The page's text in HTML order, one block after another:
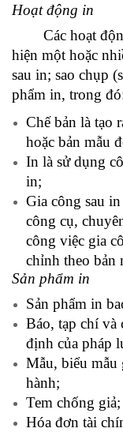
Hoạt động in
Các hoạt động
hiện một hoặc
sau in; sao chụp
phẩm in, trong
Chế bản là tạo
hoặc bản mẫu
In là sử dụng
in;
Gia công sau
công cụ,
công việc gia
chỉnh theo bản
Sản phẩm in
Sản phẩm in
Báo, tạp chí và
định của pháp
Mẫu, biểu mẫu
hành;
Tem chống giả;
Hóa đơn tài